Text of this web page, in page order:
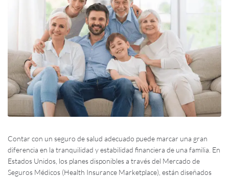
Contar con un seguro de salud adecuado puede marcar una gran
diferencia en la tranquilidad y estabilidad financiera de una familia. En
Estados Unidos, los planes disponibles a través del Mercado de
Seguros Médicos (Health Insurance Marketplace), están diseñados